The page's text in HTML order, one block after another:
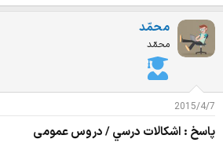
محمّد
محمّد
2015/4/7
پاسخ : اشكالات درسي / دروس عمومی